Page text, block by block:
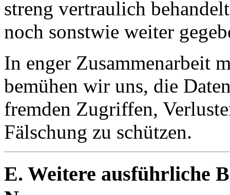
streng vertraulich
noch sonstwie weiter
In enger Zusammenarbeit
bemühen wir uns, die
fremden Zugriffen,
Fälschung zu schützen.
E. Weitere ausführliche